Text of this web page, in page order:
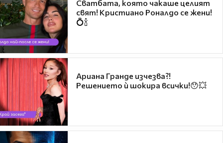
Сватбата, която чакаше целият
свят! Кристиано Роналдо се жени!
💍🍾
Ариана Гранде изчезва?!
Решението ѝ шокира всички!😯💥